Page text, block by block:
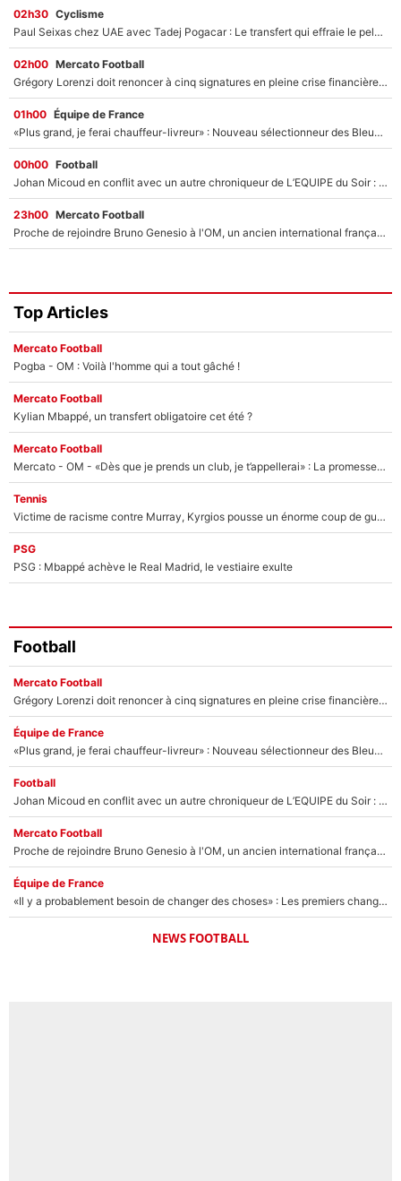
02h30 Cyclisme
Paul Seixas chez UAE avec Tadej Pogacar : Le transfert qui effraie le peloton, «c’est la pire des choses qui puisse arriver»
02h00 Mercato Football
Grégory Lorenzi doit renoncer à cinq signatures en pleine crise financière : L’IA propose sept noms à l’OM pour un mercato réussi... à seulement 5M€ !
01h00 Équipe de France
«Plus grand, je ferai chauffeur-livreur» : Nouveau sélectionneur des Bleus, Zinédine Zidane s’était imaginé un avenir très différent lorsqu'il était enfant
00h00 Football
Johan Micoud en conflit avec un autre chroniqueur de L’EQUIPE du Soir : «Pendant un moment, je ne les ai pas remis ensemble dans l'émission»
23h00 Mercato Football
Proche de rejoindre Bruno Genesio à l'OM, un ancien international français va finalement débarquer... sur RMC !
Top Articles
Mercato Football
Pogba - OM : Voilà l'homme qui a tout gâché !
Mercato Football
Kylian Mbappé, un transfert obligatoire cet été ?
Mercato Football
Mercato - OM - «Dès que je prends un club, je t’appellerai» : La promesse de Marcelino au moment de claquer la porte
Tennis
Victime de racisme contre Murray, Kyrgios pousse un énorme coup de gueule !
PSG
PSG : Mbappé achève le Real Madrid, le vestiaire exulte
Football
Mercato Football
Grégory Lorenzi doit renoncer à cinq signatures en pleine crise financière : L’IA propose sept noms à l’OM pour un mercato réussi... à seulement 5M€ !
Équipe de France
«Plus grand, je ferai chauffeur-livreur» : Nouveau sélectionneur des Bleus, Zinédine Zidane s’était imaginé un avenir très différent lorsqu'il était enfant
Football
Johan Micoud en conflit avec un autre chroniqueur de L’EQUIPE du Soir : «Pendant un moment, je ne les ai pas remis ensemble dans l'émission»
Mercato Football
Proche de rejoindre Bruno Genesio à l'OM, un ancien international français va finalement débarquer... sur RMC !
Équipe de France
«Il y a probablement besoin de changer des choses» : Les premiers changements de Zinedine Zidane en équipe de France sont révélés ?
NEWS FOOTBALL